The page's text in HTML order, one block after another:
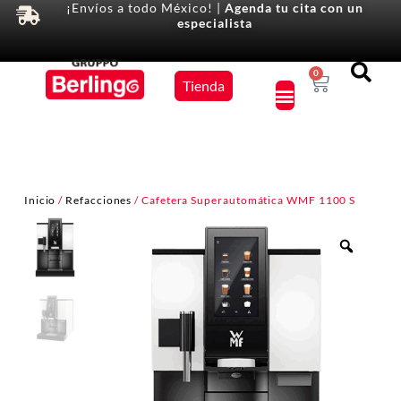
¡Envíos a todo México! | Agenda tu cita con un
especialista
Tienda
0
Inicio / Refacciones / Cafetera Superautomática WMF 1100 S